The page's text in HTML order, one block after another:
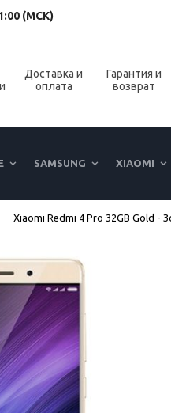
(МСК)
Доставка и
оплата
Гарантия и
возврат
SAMSUNG XIAOMI
Xiaomi Redmi 4 Pro 32GB Gold -